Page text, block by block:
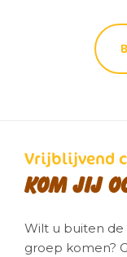
Vrijblijvend
Kom jij
Wilt u buiten
groep komen?